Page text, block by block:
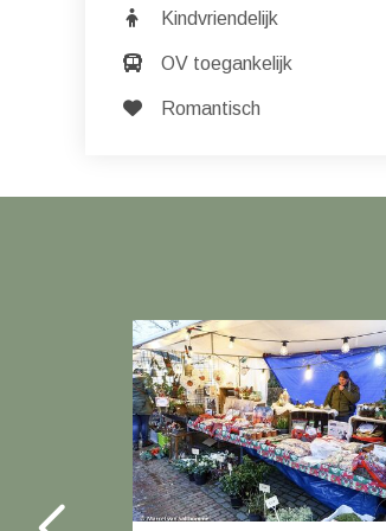
Kindvriendelijk
OV toegankelijk
Romantisch